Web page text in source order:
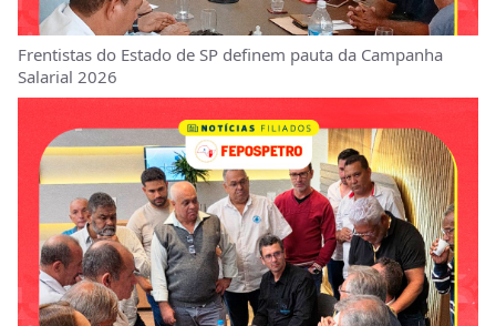
Frentistas do Estado de SP definem pauta da Campanha
Salarial 2026